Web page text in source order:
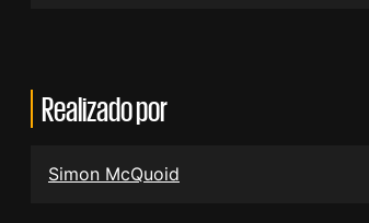
Realizado por
Simon McQuoid